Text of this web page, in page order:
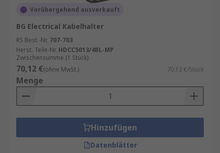
Vorübergehend ausverkauft
BG Electrical Kabelhalter
RS Best.-Nr. 707-703
Herst. Teile-Nr. HDCC5013/4BL-MP
Zwischensumme (1 Stück)
70,12 €(ohne MwSt.) 70,12 €/Stück
Menge
Hinzufügen
Datenblätter